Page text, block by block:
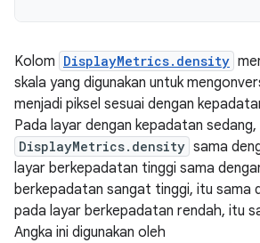
Kolom DisplayMetrics.density
skala yang digunakan untuk
menjadi piksel sesuai dengan
Pada layar dengan kepadatan sedang,
DisplayMetrics.density sama
layar berkepadatan tinggi sama
berkepadatan sangat tinggi, itu sama
pada layar berkepadatan rendah, itu
Angka ini digunakan oleh